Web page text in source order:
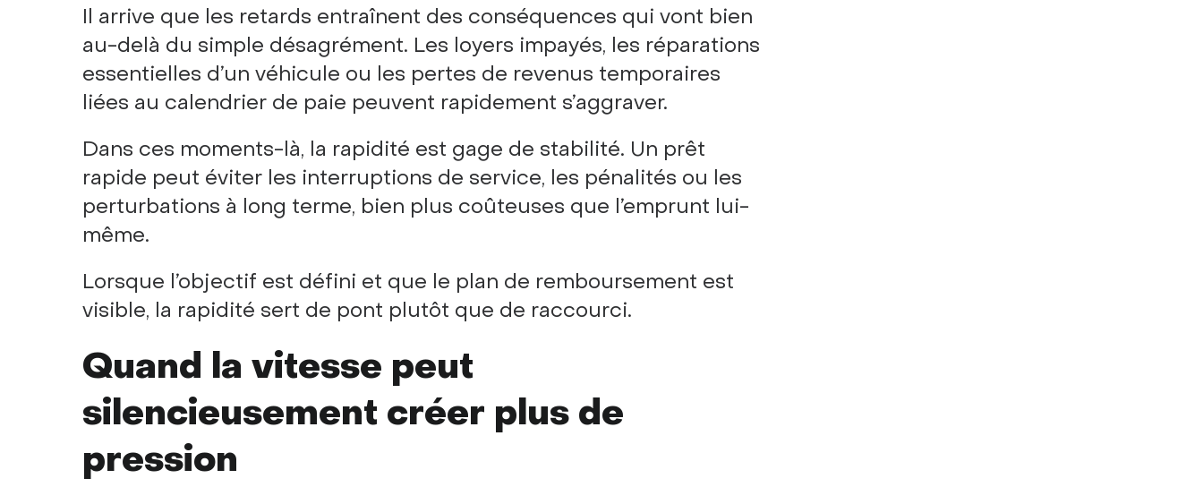
Il arrive que les retards entraînent des conséquences qui vont bien
au-delà du simple désagrément. Les loyers impayés, les réparations
essentielles d’un véhicule ou les pertes de revenus temporaires
liées au calendrier de paie peuvent rapidement s’aggraver.
Dans ces moments-là, la rapidité est gage de stabilité. Un prêt
rapide peut éviter les interruptions de service, les pénalités ou les
perturbations à long terme, bien plus coûteuses que l’emprunt lui-
même.
Lorsque l’objectif est défini et que le plan de remboursement est
visible, la rapidité sert de pont plutôt que de raccourci.
Quand la vitesse peut
silencieusement créer plus de
pression